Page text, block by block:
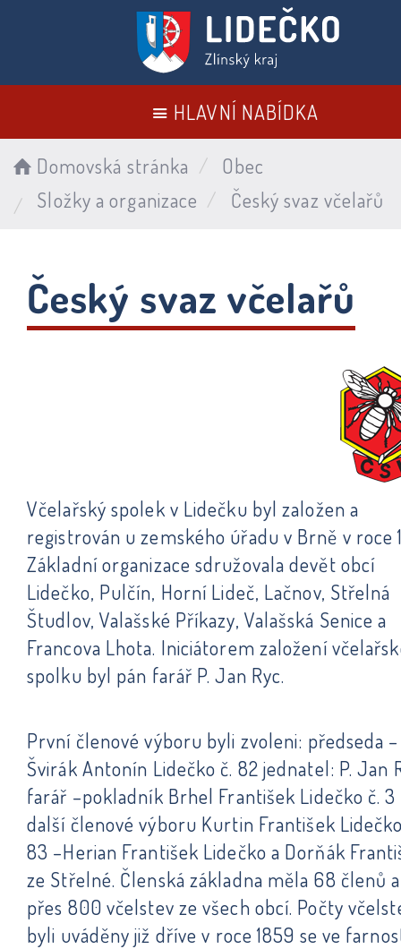
HLAVNÍ NABÍDKA
Domovská stránka
Obec
Složky a organizace
Český svaz včelařů
Český svaz včelařů
Včelařský spolek v Lidečku byl založen a
registrován u zemského úřadu v Brně v roce
Základní organizace sdružovala devět obcí
Lidečko, Pulčín, Horní Lideč, Lačnov, Střelná
Študlov, Valašské Příkazy, Valašská Senice a
Francova Lhota. Iniciátorem založení
spolku byl pán farář P. Jan Ryc.
První členové výboru byli zvoleni: předseda –
Švirák Antonín Lidečko č. 82 jednatel: P. Jan
farář –pokladník Brhel František Lidečko č. 3
další členové výboru Kurtin František
83 –Herian František Lidečko a Dorňák
ze Střelné. Členská základna měla 68 členů a
přes 800 včelstev ze všech obcí. Počty
byli uváděny již dříve v roce 1859 se ve